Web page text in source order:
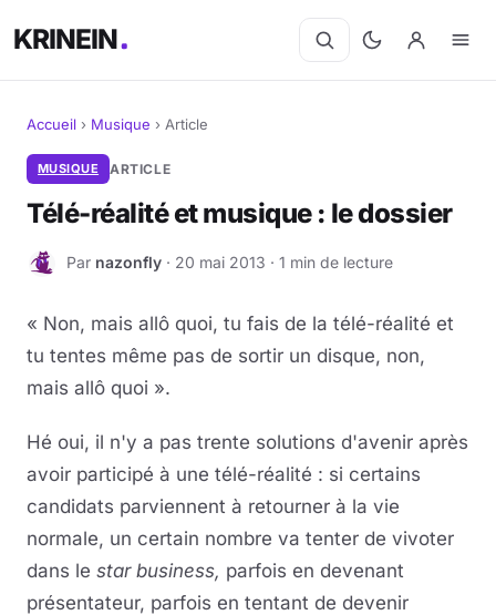
KRINEIN
Cinéma
Séries
Manga
BD
Livres
Jeux vidéo
Jeux de société
Musique
Sortir
Accueil › Musique › Article
MUSIQUE ARTICLE
Télé-réalité et musique : le dossier
N Par nazonfly · 20 mai 2013 · 1 min de lecture
« Non, mais allô quoi, tu fais de la télé-réalité et
tu tentes même pas de sortir un disque, non,
mais allô quoi ».
Hé oui, il n'y a pas trente solutions d'avenir après
avoir participé à une télé-réalité : si certains
candidats parviennent à retourner à la vie
normale, un certain nombre va tenter de vivoter
dans le star business, parfois en devenant
présentateur, parfois en tentant de devenir